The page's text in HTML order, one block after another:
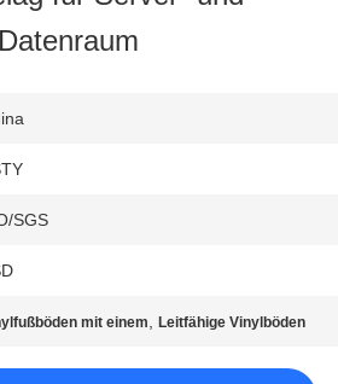
Datenraum
SGS
mit einem,Leitfähige Vinylböden